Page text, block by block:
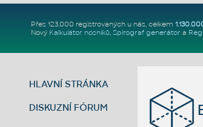
Přes 123.000 registrovaných u nás, celkem
Nový Kalkulátor nosníků, Spirograf generátor a
HLAVNÍ STRÁNKA
DISKUZNÍ FÓRUM